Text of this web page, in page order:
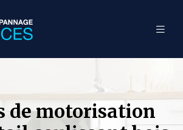
de motorisation